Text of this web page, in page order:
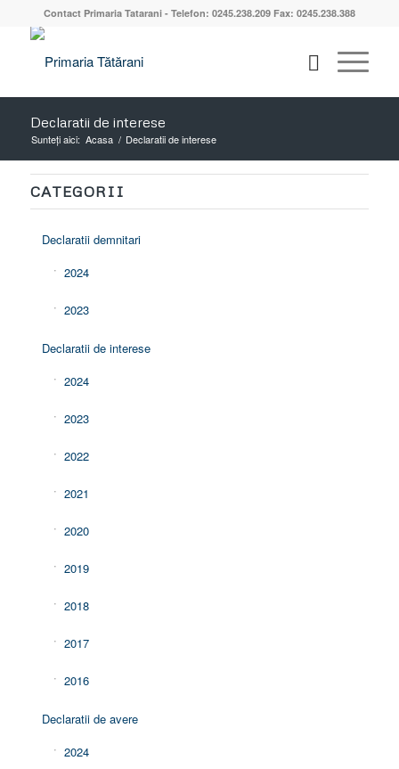
Contact Primaria Tatarani - Telefon: 0245.238.209 Fax: 0245.238.388
Declaratii de interese
Sunteți aici: Acasa / Declaratii de interese
CATEGORII
Declaratii demnitari
2024
2023
Declaratii de interese
2024
2023
2022
2021
2020
2019
2018
2017
2016
Declaratii de avere
2024